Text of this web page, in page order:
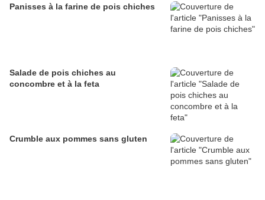
Panisses à la farine de pois chiches
Salade de pois chiches au
concombre et à la feta
Crumble aux pommes sans gluten